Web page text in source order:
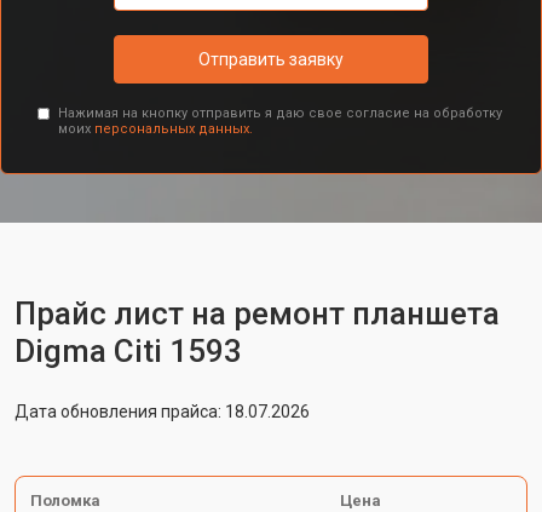
Отправить заявку
Нажимая на кнопку отправить я даю свое согласие на обработку
моих персональных данных.
Прайс лист на ремонт планшета
Digma Citi 1593
Дата обновления прайса: 18.07.2026
Поломка Цена